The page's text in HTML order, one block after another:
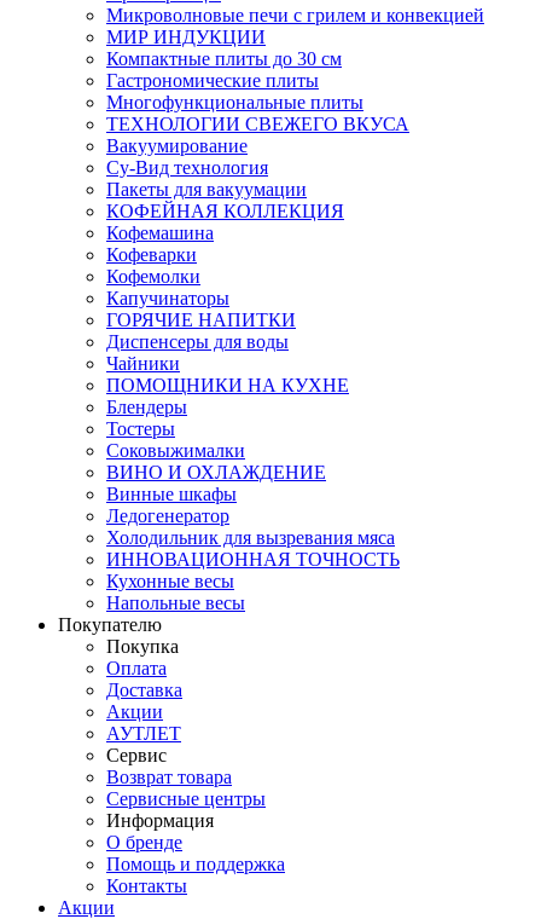
Микроволновые печи с грилем и конвекцией
МИР ИНДУКЦИИ
Компактные плиты до 30 см
Гастрономические плиты
Многофункциональные плиты
ТЕХНОЛОГИИ СВЕЖЕГО ВКУСА
Вакуумирование
Су-Вид технология
Пакеты для вакуумации
КОФЕЙНАЯ КОЛЛЕКЦИЯ
Кофемашина
Кофеварки
Кофемолки
Капучинаторы
ГОРЯЧИЕ НАПИТКИ
Диспенсеры для воды
Чайники
ПОМОЩНИКИ НА КУХНЕ
Блендеры
Тостеры
Соковыжималки
ВИНО И ОХЛАЖДЕНИЕ
Винные шкафы
Ледогенератор
Холодильник для вызревания мяса
ИННОВАЦИОННАЯ ТОЧНОСТЬ
Кухонные весы
Напольные весы
Покупателю
Покупка
Оплата
Доставка
Акции
АУТЛЕТ
Сервис
Возврат товара
Сервисные центры
Информация
О бренде
Помощь и поддержка
Контакты
Акции